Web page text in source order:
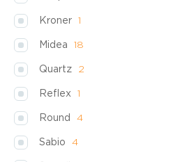
Kroner 1
Midea 18
Quartz 2
Reflex 1
Round 4
Sabio 4